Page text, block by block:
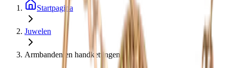
Startpagina
Juwelen
Armbanden en handkettingen